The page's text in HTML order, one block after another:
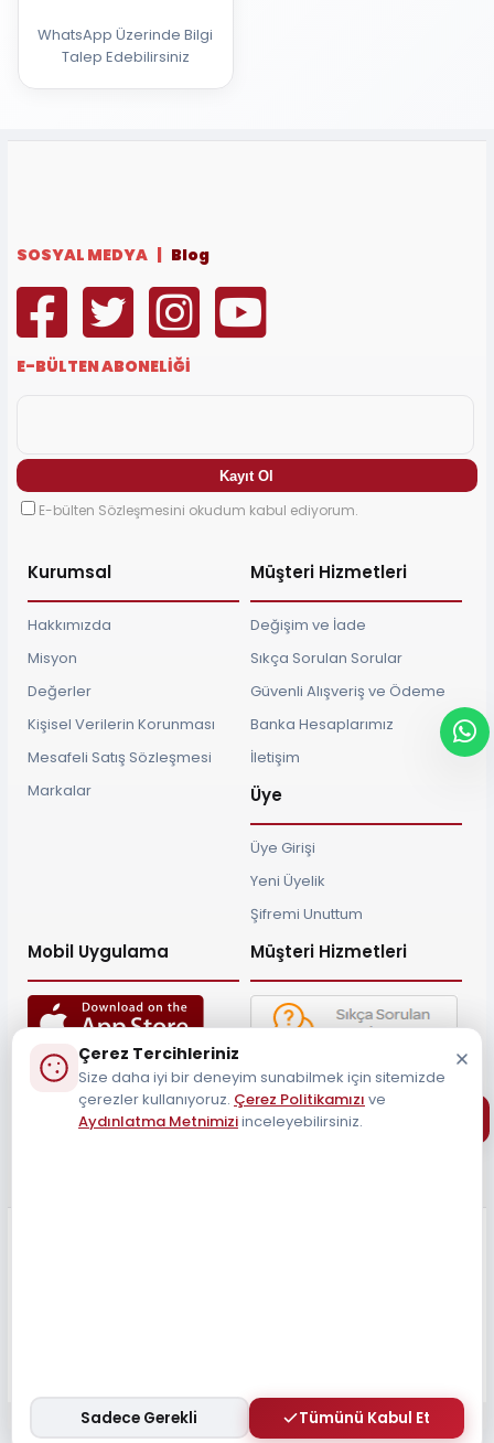
WhatsApp Üzerinde Bilgi
Talep Edebilirsiniz
SOSYAL MEDYA | Blog
E-BÜLTEN ABONELİĞİ
E-bülten Sözleşmesini okudum kabul ediyorum.
Kurumsal
Hakkımızda
Misyon
Değerler
Kişisel Verilerin Korunması
Mesafeli Satış Sözleşmesi
Markalar
Müşteri Hizmetleri
Değişim ve İade
Sıkça Sorulan Sorular
Güvenli Alışveriş ve Ödeme
Banka Hesaplarımız
İletişim
Üye
Üye Girişi
Yeni Üyelik
Şifremi Unuttum
Mobil Uygulama Müşteri Hizmetleri
Müşteri Destek Hattı
0212 690 34 55
Çerez Tercihleriniz
Size daha iyi bir deneyim sunabilmek için sitemizde
çerezler kullanıyoruz. Çerez Politikamızı ve
Aydınlatma Metnimiziinceleyebilirsiniz.
Sadece Gerekli Tümünü Kabul Et